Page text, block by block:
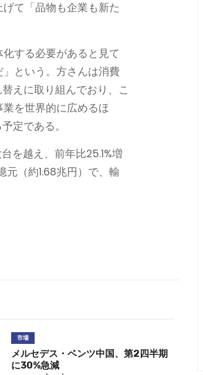
て「品物も企業も新た
する必要があると見て
という。方さんは消費
えに取り組んでおり、こ
を世界的に広めるほ
定である。
を越え、前年比25.1%増
元（約1.68兆円）で、輸
市場
メルセデス・ベンツ中国、第2四半期
に30%急減